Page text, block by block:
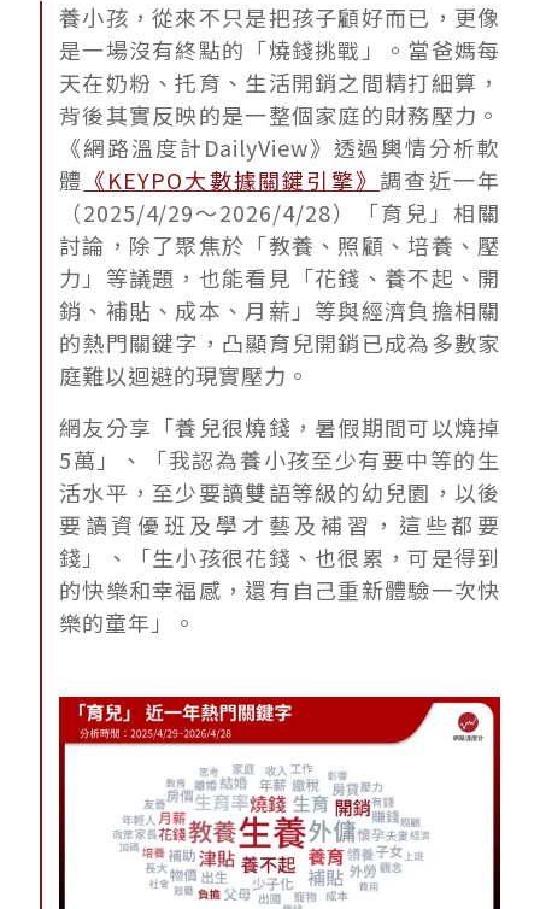
養小孩，從來不只是把孩子顧好而已，更像
是一場沒有終點的「燒錢挑戰」。當爸媽每
天在奶粉、托育、生活開銷之間精打細算，
背後其實反映的是一整個家庭的財務壓力。
《網路溫度計DailyView》透過輿情分析軟
體 《KEYPO大數據關鍵引擎》 調查近一年
（2025/4/29～2026/4/28）「育兒」相關
討論，除了聚焦於「教養、照顧、培養、壓
力」等議題，也能看見「花錢、養不起、開
銷、補貼、成本、月薪」等與經濟負擔相關
的熱門關鍵字，凸顯育兒開銷已成為多數家
庭難以迴避的現實壓力。
網友分享「養兒很燒錢，暑假期間可以燒掉
5萬」、「我認為養小孩至少有要中等的生
活水平，至少要讀雙語等級的幼兒園，以後
要讀資優班及學才藝及補習，這些都要
錢」、「生小孩很花錢、也很累，可是得到
的快樂和幸福感，還有自己重新體驗一次快
樂的童年」。